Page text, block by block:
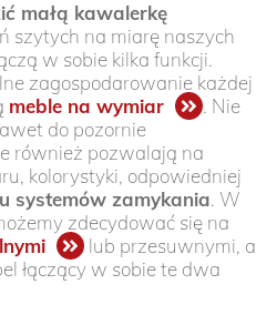
małą kawalerkę
szytych na miarę naszych
w sobie kilka funkcji.
zagospodarowanie każdej
meble na wymiar
. Nie
do pozornie
również pozwalają na
kolorystyki, odpowiedniej
systemów zamykania. W
zdecydować się na
lub przesuwnymi, a
łączący w sobie te dwa